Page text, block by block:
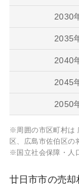
2030
2035
2040
2045
2050
※周囲の市区町村は
区、広島市佐伯区の
※国立社会保障・人
廿日市市の売却